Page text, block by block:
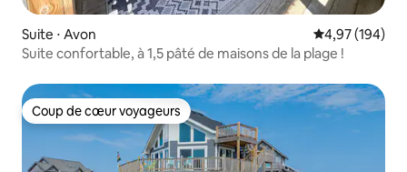
Suite ⋅ Avon Évaluation
4,97 (194)
Suite confortable, à 1,5 pâté de maisons de la plage !
Coup de cœur voyageurs
Coup de cœur voyageurs